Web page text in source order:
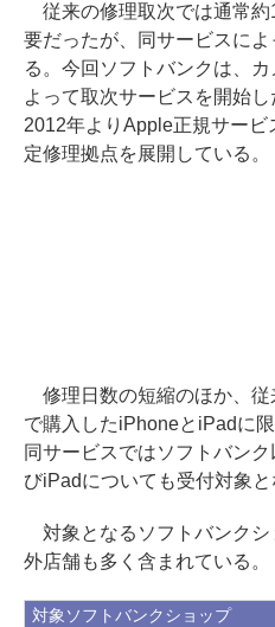
従来の修理取次では通常約
要だったが、同サービスに
る。今回ソフトバンクは、
よって取次サービスを開始し
2012年よりApple正規サー
定修理拠点を展開している。
修理日数の短縮のほか、従
で購入したiPhoneとiPadに
同サービスではソフトバン
びiPadについても受付対象と
対象となるソフトバンクシ
外店舗も多く含まれている。
対象ソフトバンクショップ